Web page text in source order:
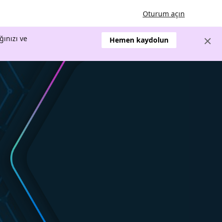
Oturum açın
ve Hemen kaydolun